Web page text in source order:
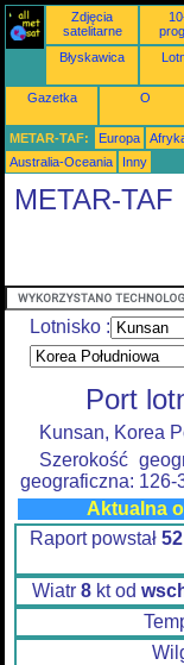
Zdjęcia
satelitarne
Błyskawica
Gazetka O
METAR-TAF: Europa
Australia-Oceania
Inny
METAR-TAF
Lotnisko :
Port
Kunsan, Korea
Szerokość
geograficzna: 126-
Aktualna
Raport powstał 52
Wiatr 8kt od